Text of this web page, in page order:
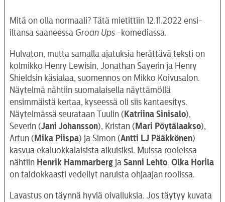
Mitä on olla normaali? Tätä mietittiin 12.11.2022 ensi-
iltansa saaneessa Groan Ups -komediassa.
Hulvaton, mutta samalla ajatuksia herättävä teksti on
kolmikko Henry Lewisin, Jonathan Sayerin ja Henry
Shieldsin käsialaa, suomennos on Mikko Koivusalon.
Näytelmä nähtiin suomalaisella näyttämöllä
ensimmäistä kertaa, kyseessä oli siis kantaesitys.
Näytelmässä seurataan Tuulin ( Katriina Sinisalo),
Severin (Jani Johansson), Kristan ( Mari Pöytälaakso),
Artun ( Mika Piispa) ja Simon (Antti LJ Pääkkönen)
kasvua ekaluokkalaisista aikuisiksi. Muissa rooleissa
nähtiin Henrik Hammarberg ja Sanni Lehto. Olka Horila
on taidokkaasti vedellyt naruista ohjaajan roolissa.
Lavastus on täynnä hyviä oivalluksia. Jos täytyy kuvata